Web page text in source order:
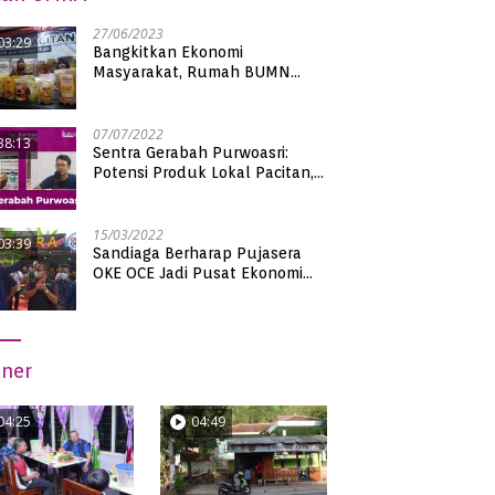
27/06/2023
Bangkitkan Ekonomi
Masyarakat, Rumah BUMN
07/07/2022
Sentra Gerabah Purwoasri:
Potensi Produk Lokal Pacitan,
15/03/2022
Sandiaga Berharap Pujasera
OKE OCE Jadi Pusat Ekonomi
04:49